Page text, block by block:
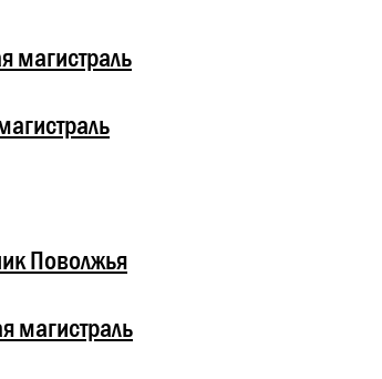
магистраль
Поволжья
магистраль